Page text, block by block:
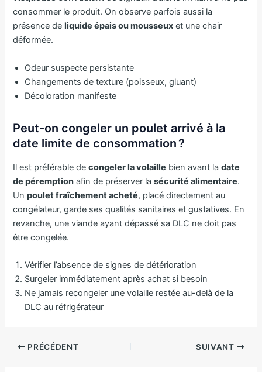
consommer le produit. On observe parfois aussi la
présence de liquide épais ou mousseux et une chair
déformée.
Odeur suspecte persistante
Changements de texture (poisseux, gluant)
Décoloration manifeste
Peut-on congeler un poulet arrivé à la
date limite de consommation ?
Il est préférable decongeler la volaille bien avant ladate
de péremption afin de préserver lasécurité alimentaire.
Unpoulet fraîchement acheté, placé directement au
congélateur, garde ses qualités sanitaires et gustatives. En
revanche, une viande ayant dépassé sa DLC ne doit pas
être congelée.
Vérifier l’absence de signes de détérioration
Surgeler immédiatement après achat si besoin
Ne jamais recongeler une volaille restée au-delà de la
DLC au réfrigérateur
PRÉCÉDENT SUIVANT